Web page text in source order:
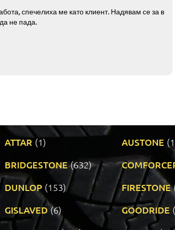
спечелиха ме като клиент. Надявам се за в
не пада.
ATTAR (1) AUSTONE
BRIDGESTONE (632)
DUNLOP (153) FIRESTONE
GISLAVED (6) GOODRIDE